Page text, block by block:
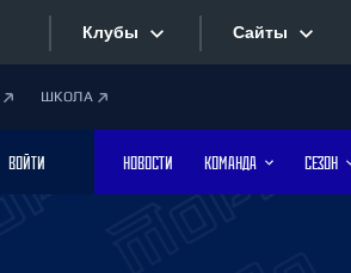
Клубы
Дивизион Боброва
Лада
Сайты
ШКОЛА
ВОЙТИ НОВОСТИ КОМАНДА СЕЗОН